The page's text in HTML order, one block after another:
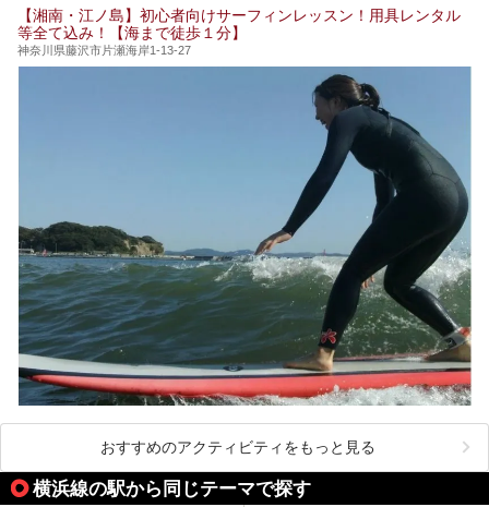
今回は日帰り温泉としての「絶景日帰り温泉 龍宮殿本館
（以下、龍宮殿本館）」と、旅館としての「箱根 芦ノ湖畔
蛸川温泉 龍宮殿（以下、龍宮殿）」の両方の魅力をたっぷ
りお伝えします！
ここは箱根神社、九頭龍神社、白龍神社、箱根元宮と箱根の
4つの神社に囲まれたパワースポットです。
提供元：株式会社西武・プリンスホテルズワールドワイド
この記事は箱根 芦ノ湖畔蛸川温泉 龍宮殿のPR記事です。
【湘南・江ノ島】初心者向けサーフィンレッスン！用具レンタル
等全て込み！【海まで徒歩１分】
神奈川県藤沢市片瀬海岸1-13-27
おすすめのアクティビティをもっと見る
横浜線の駅から同じテーマで探す